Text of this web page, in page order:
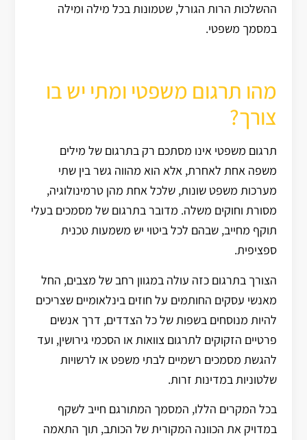
ההשלכות הרות הגורל, שטמונות בכל מילה ומילה
במסמך משפטי.
מהו תרגום משפטי ומתי יש בו
צורך?
תרגום משפטי אינו מסתכם רק בתרגום של מילים
משפה אחת לאחרת, אלא הוא מהווה גשר בין שתי
מערכות משפט שונות, שלכל אחת מהן טרמינולוגיה,
מסורת וחוקים משלה. מדובר בתרגום של מסמכים בעלי
תוקף מחייב, שבהם לכל ביטוי יש משמעות טכנית
ספציפית.
הצורך בתרגום כזה עולה במגוון רחב של מצבים, החל
מאנשי עסקים החותמים על חוזים בינלאומיים שצריכים
להיות מנוסחים בשפות של כל הצדדים, דרך אנשים
פרטיים הזקוקים לתרגום צוואות או הסכמי גירושין, ועד
להגשת מסמכים רשמיים לבתי משפט או לרשויות
שלטוניות במדינות זרות.
בכל המקרים הללו, המסמך המתורגם חייב לשקף
במדויק את הכוונה המקורית של הכותב, תוך התאמה